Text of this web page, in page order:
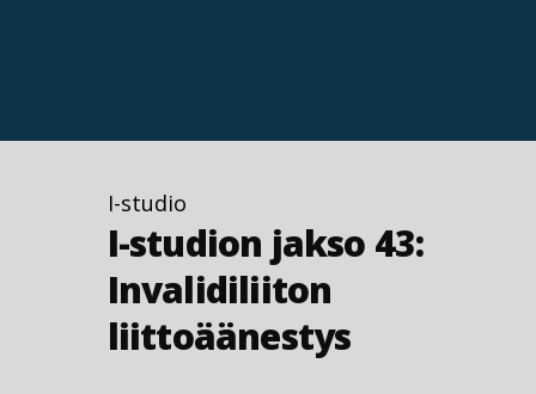
I-studio
I-studion jakso 43:
Invalidiliiton
liittoäänestys